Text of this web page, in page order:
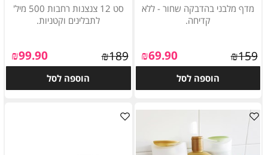
מדף מלבני בהדבקה שחור - ללא
קדיחה.
₪159
₪69.90
הוספה לסל
סט 12 צנצנות רחבות 500 מיל'
לתבלינים וקטניות.
₪189
₪99.90
הוספה לסל